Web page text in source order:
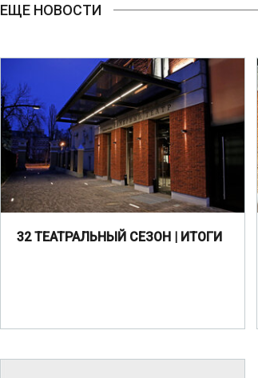
ЕЩЕ НОВОСТИ
32 ТЕАТРАЛЬНЫЙ СЕЗОН | ИТОГИ